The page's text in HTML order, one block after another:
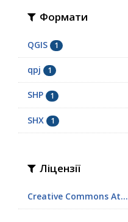
Формати
QGIS 1
qpj 1
SHP 1
SHX 1
Ліцензії
Creative Commons At...